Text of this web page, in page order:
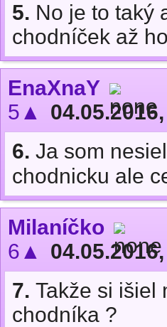
5. No je to taký
chodníček až
EnaXnaY
5▲
6. Ja som
chodnicku ale
Milaníčko
6▲
7. Takže si išiel
chodníka ?